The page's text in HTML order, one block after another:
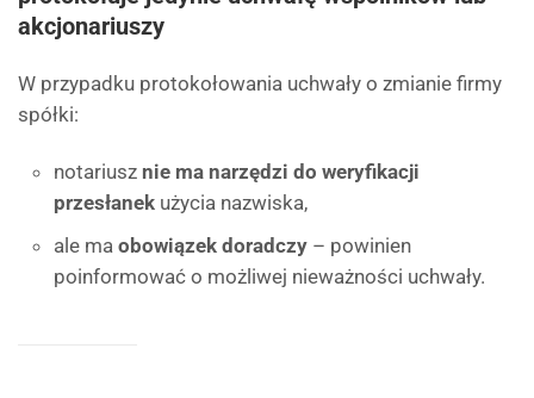
akcjonariuszy
W przypadku protokołowania uchwały o zmianie firmy
spółki:
notariusz nie ma narzędzi do weryfikacji
przesłanek użycia nazwiska,
ale ma obowiązek doradczy – powinien
poinformować o możliwej nieważności uchwały.